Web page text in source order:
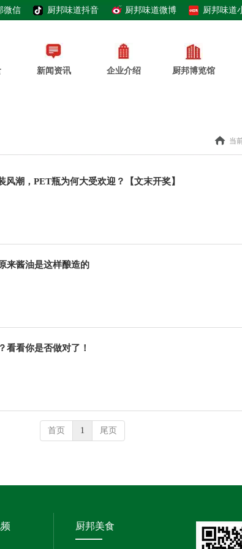
微信 厨邦味道抖音 厨邦味道微博 厨邦味道
新闻资讯 企业介绍 厨邦博览馆
当
风潮，PET瓶为何大受欢迎？【文末开奖】
来酱油是这样酿造的
看看你是否做对了！
首页 1 尾页
厨邦美食